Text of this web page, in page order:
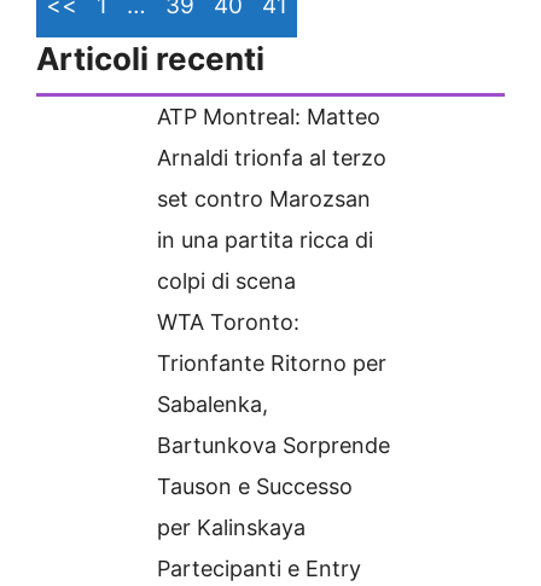
Articoli recenti
ATP Montreal: Matteo
Arnaldi trionfa al terzo
set contro Marozsan
in una partita ricca di
colpi di scena
WTA Toronto:
Trionfante Ritorno per
Sabalenka,
Bartunkova Sorprende
Tauson e Successo
per Kalinskaya
Partecipanti e Entry